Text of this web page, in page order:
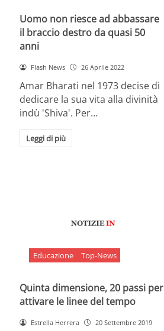
Uomo non riesce ad abbassare
il braccio destro da quasi 50
anni
Flash News 26 Aprile 2022
Amar Bharati nel 1973 decise di
dedicare la sua vita alla divinità
indù 'Shiva'. Per…
Leggi di più
Educazione Top-News
Quinta dimensione, 20 passi per
attivare le linee del tempo
Estrella Herrera 20 Settembre 2019